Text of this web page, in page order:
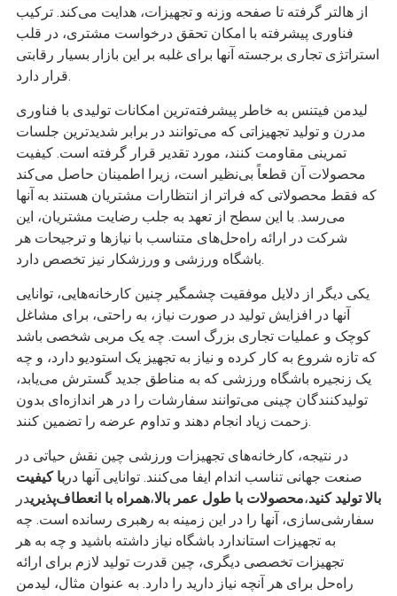
از هالتر گرفته تا صفحه وزنه و تجهیزات، هدایت می‌کند. ترکیب
فناوری پیشرفته با امکان تحقق درخواست مشتری، در قلب
استراتژی تجاری برجسته آنها برای غلبه بر این بازار بسیار رقابتی
قرار دارد.
لیدمن فیتنس به خاطر پیشرفته‌ترین امکانات تولیدی با فناوری
مدرن و تولید تجهیزاتی که می‌توانند در برابر شدیدترین جلسات
تمرینی مقاومت کنند، مورد تقدیر قرار گرفته است. کیفیت
محصولات آن قطعاً بی‌نظیر است، زیرا اطمینان حاصل می‌کند
که فقط محصولاتی که فراتر از انتظارات مشتریان هستند به آنها
می‌رسد. با این سطح از تعهد به جلب رضایت مشتریان، این
شرکت در ارائه راه‌حل‌های متناسب با نیازها و ترجیحات هر
باشگاه ورزشی و ورزشکار نیز تخصص دارد.
یکی دیگر از دلایل موفقیت چشمگیر چنین کارخانه‌هایی، توانایی
آنها در افزایش تولید در صورت نیاز، به راحتی، برای مشاغل
کوچک و عملیات تجاری بزرگ است. چه یک مربی شخصی باشد
که تازه شروع به کار کرده و نیاز به تجهیز یک استودیو دارد، و چه
یک زنجیره باشگاه ورزشی که به مناطق جدید گسترش می‌یابد،
تولیدکنندگان چینی می‌توانند سفارشات را در هر اندازه‌ای بدون
زحمت زیاد انجام دهند و تداوم عرضه را تضمین کنند.
در نتیجه، کارخانه‌های تجهیزات ورزشی چین نقش حیاتی در
صنعت جهانی تناسب اندام ایفا می‌کنند. توانایی آنها دربا کیفیت
بالا تولید کنید،محصولات با طول عمر بالا،همراه با انعطاف‌پذیریدر
سفارشی‌سازی، آنها را در این زمینه به رهبری رسانده است. چه
به تجهیزات استاندارد باشگاه نیاز داشته باشید و چه به هر
تجهیزات تخصصی دیگری، چین قدرت تولید لازم برای ارائه
راه‌حل برای هر آنچه نیاز دارید را دارد. به عنوان مثال، لیدمن